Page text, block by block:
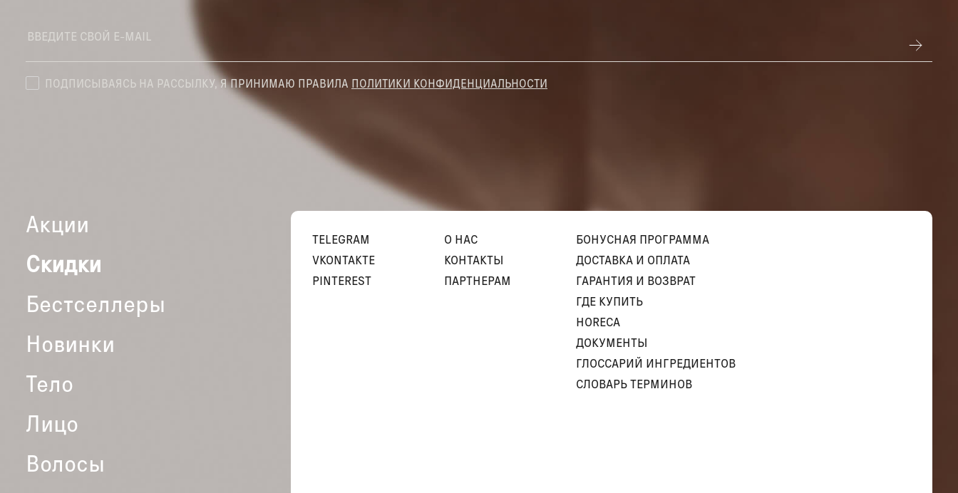
ПОДПИСЫВАЯСЬ НА РАССЫЛКУ, Я ПРИНИМАЮ ПРАВИЛА ПОЛИТИКИ КОНФИДЕНЦИАЛЬНОСТИ
Акции
Скидки
Бестселлеры
Новинки
Тело
Лицо
Волосы
TELEGRAM
VKONTAKTE
PINTEREST
О НАС
КОНТАКТЫ
ПАРТНЕРАМ
БОНУСНАЯ ПРОГРАММА
ДОСТАВКА И ОПЛАТА
ГАРАНТИЯ И ВОЗВРАТ
ГДЕ КУПИТЬ
HORECA
ДОКУМЕНТЫ
ГЛОССАРИЙ ИНГРЕДИЕНТОВ
СЛОВАРЬ ТЕРМИНОВ